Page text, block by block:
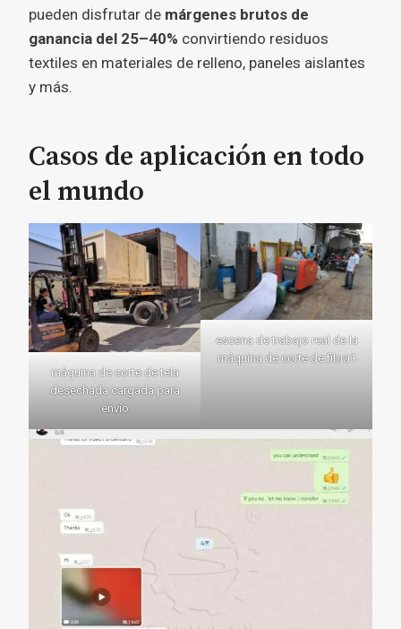
pueden disfrutar de márgenes brutos de
ganancia del 25–40% convirtiendo residuos
textiles en materiales de relleno, paneles aislantes
y más.
Casos de aplicación en todo
el mundo
máquina de corte de tela
desechada cargada para
envío
escena de trabajo real de la
máquina de corte de fibra1